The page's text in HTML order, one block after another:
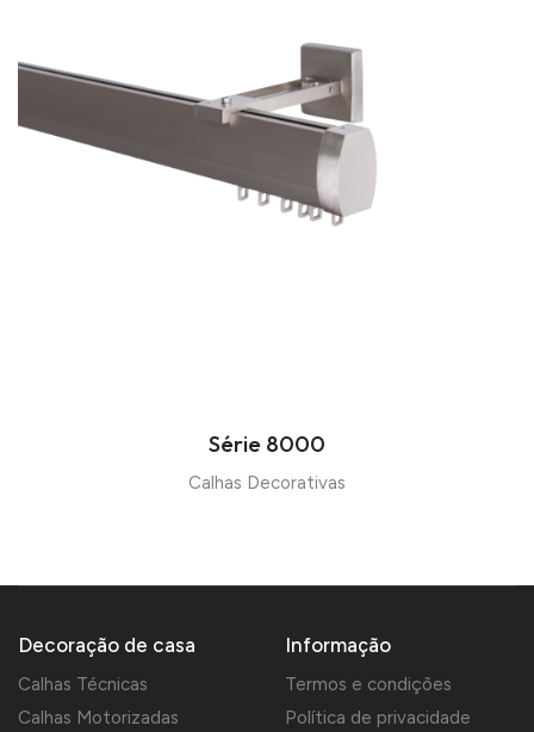
Série 8000
Calhas Decorativas
Decoração de casa
Calhas Técnicas
Calhas Motorizadas
Informação
Termos e condições
Política de privacidade